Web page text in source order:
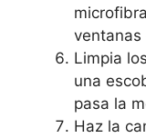
ventanas
Limpia
una
pasa la
Haz la